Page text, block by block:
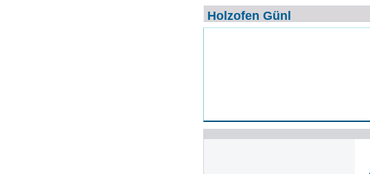
Holzofen Günl